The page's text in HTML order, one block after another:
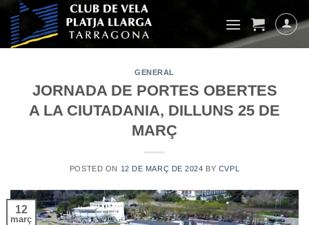
Skip
content
GENERAL
JORNADA DE PORTES OBERTES
A LA CIUTADANIA, DILLUNS 25 DE
MARÇ
POSTED ON 12 DE MARÇ DE 2024 BY CVPL
12
març